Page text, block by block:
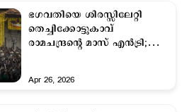
ഭഗവതിയെ ശിരസ്സിലേറ്റി
തെച്ചിക്കോട്ടുകാവ്
രാമചന്ദ്രന്റെ മാസ് എൻട്രി;
Apr 26, 2026